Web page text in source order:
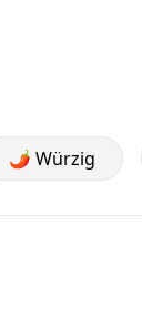
🌶️ Würzig